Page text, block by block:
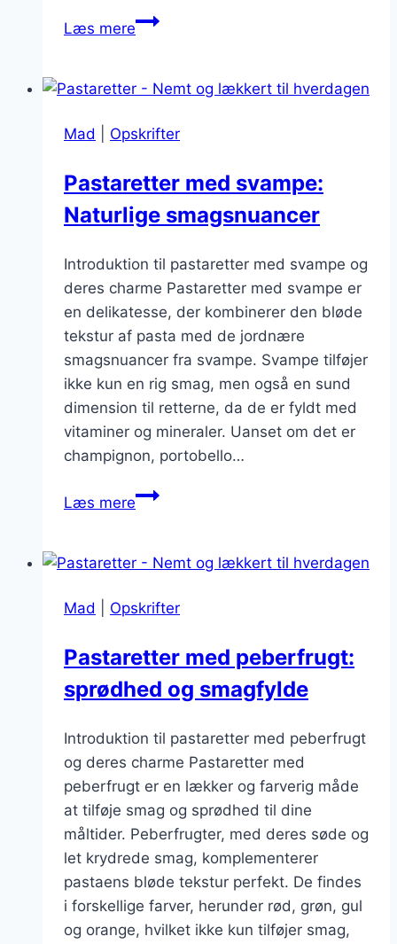
Læs merePastaretter
Med
Mad
Opskrifter
Pastaretter med svampe:
Naturlige smagsnuancer
Introduktion til pastaretter med svampe og
deres charme Pastaretter med svampe er
en delikatesse, der kombinerer den bløde
tekstur af pasta med de jordnære
smagsnuancer fra svampe. Svampe tilføjer
ikke kun en rig smag, men også en sund
dimension til retterne, da de er fyldt med
vitaminer og mineraler. Uanset om det er
champignon, portobello…
Læs merePastaretter
Naturlige
Mad
Opskrifter
Pastaretter med peberfrugt:
sprødhed og smagfylde
Introduktion til pastaretter med peberfrugt
og deres charme Pastaretter med
peberfrugt er en lækker og farverig måde
at tilføje smag og sprødhed til dine
måltider. Peberfrugter, med deres søde og
let krydrede smag, komplementerer
pastaens bløde tekstur perfekt. De findes
i forskellige farver, herunder rød, grøn, gul
og orange, hvilket ikke kun tilføjer smag,